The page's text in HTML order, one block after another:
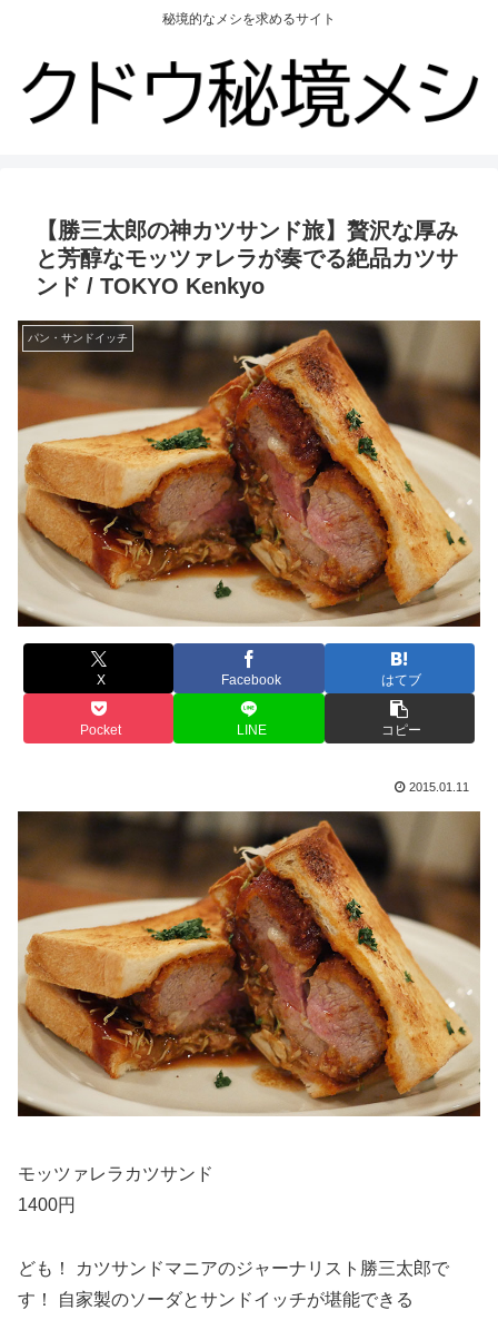
秘境的なメシを求めるサイト
【勝三太郎の神カツサンド旅】贅沢な厚み
と芳醇なモッツァレラが奏でる絶品カツサ
ンド / TOKYO Kenkyo
パン・サンドイッチ
X Facebook はてブ
Pocket LINE コピー
2015.01.11
モッツァレラカツサンド
1400円
ども！ カツサンドマニアのジャーナリスト勝三太郎で
す！ 自家製のソーダとサンドイッチが堪能できる